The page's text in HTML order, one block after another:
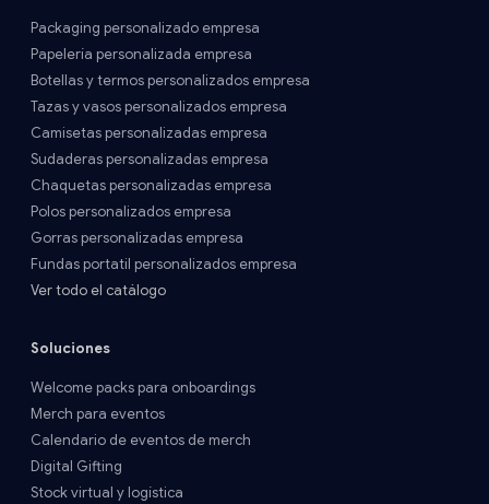
Packaging personalizado empresa
Papelería personalizada empresa
Botellas y termos personalizados empresa
Tazas y vasos personalizados empresa
Camisetas personalizadas empresa
Sudaderas personalizadas empresa
Chaquetas personalizadas empresa
Polos personalizados empresa
Gorras personalizadas empresa
Fundas portatil personalizados empresa
Ver todo el catálogo
Soluciones
Welcome packs para onboardings
Merch para eventos
Calendario de eventos de merch
Digital Gifting
Stock virtual y logística